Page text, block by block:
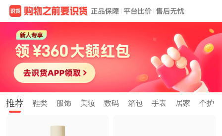
推荐 鞋类 服饰 美妆 数码 箱包 手表 居家 个护